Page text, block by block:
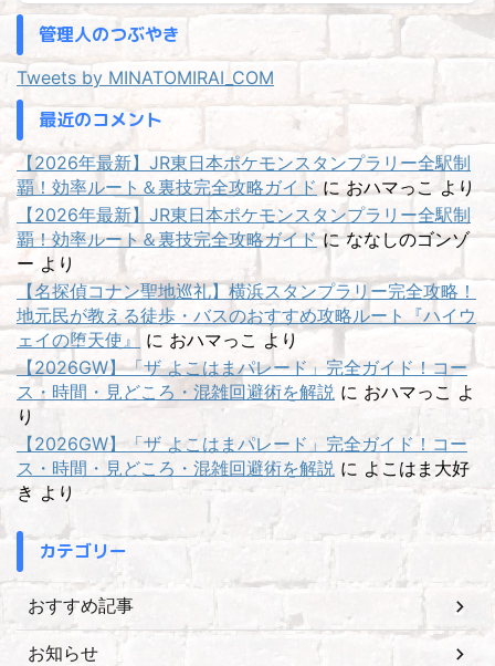
管理人のつぶやき
Tweets by MINATOMIRAI_COM
最近のコメント
【2026年最新】JR東日本ポケモンスタンプラリー全駅制
覇！効率ルート＆裏技完全攻略ガイドに おハマっこ より
【2026年最新】JR東日本ポケモンスタンプラリー全駅制
覇！効率ルート＆裏技完全攻略ガイドにななしのゴンゾ
ー より
【名探偵コナン聖地巡礼】横浜スタンプラリー完全攻略！
地元民が教える徒歩・バスのおすすめ攻略ルート『ハイウ
ェイの堕天使』 に おハマっこ より
【2026GW】「ザ よこはまパレード」完全ガイド！コー
ス・時間・見どころ・混雑回避術を解説 に おハマっこ よ
り
【2026GW】「ザ よこはまパレード」完全ガイド！コー
ス・時間・見どころ・混雑回避術を解説 に よこはま大好
き より
カテゴリー
おすすめ記事
お知らせ